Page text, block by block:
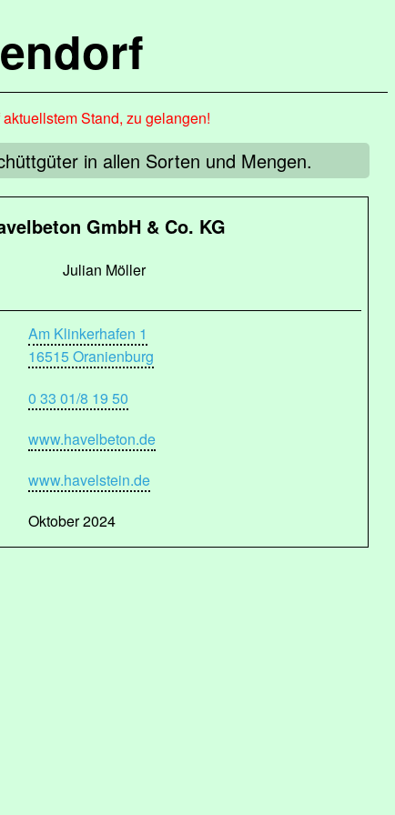
Stand, zu gelangen!
in allen Sorten und Mengen.
GmbH & Co. KG
Julian Möller
Am Klinkerhafen 1
16515 Oranienburg
0 33 01/8 19 50
www.havelbeton.de
www.havelstein.de
Oktober 2024